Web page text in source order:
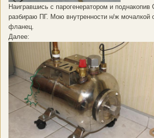
Наигравшись с парогенератором и
разбираю ПГ. Мою внутренности н/ж мочалкой
фланец.
Далее: